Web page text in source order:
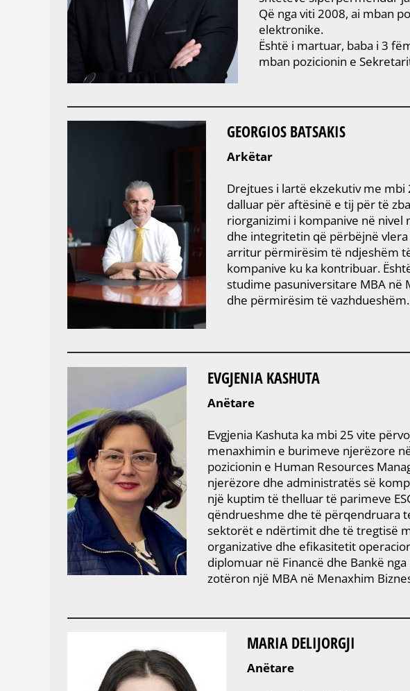
Që nga viti 2008, ai mban
elektronike.
Është i martuar, baba i 3
mban pozicionin e
GEORGIOS BATSAKIS
Arkëtar
Drejtues i lartë ekzekutiv me
dalluar për aftësinë e tij për të
riorganizimi i kompanive në
dhe integritetin që përbëjnë
arritur përmirësim të ndjeshëm
kompanive ku ka kontribuar.
studime pasuniversitare MBA në
dhe përmirësim të vazhdueshëm.
EVGJENIA KASHUTA
Anëtare
Εvgjenia Kashuta ka mbi 25 vite
menaxhimin e burimeve njerëzore
pozicionin e Human Resources
njerëzore dhe administratës së
një kuptim të thelluar të parimeve
qëndrueshme dhe të përqendruara
sektorët e ndërtimit dhe të tregtisë
organizative dhe efikasitetit
diplomuar në Financë dhe Bankë
zotëron një MBA në Menaxhim
MARIA DELIJORGJI
Anëtare